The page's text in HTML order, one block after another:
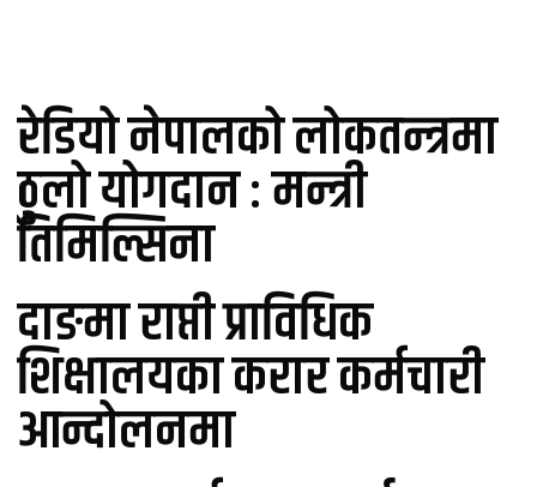
रेडियो नेपालको लोकतन्त्रमा
ठुलो योगदान : मन्त्री
तिमिल्सिना
दाङमा राप्ती प्राविधिक
शिक्षालयका करार कर्मचारी
आन्दोलनमा